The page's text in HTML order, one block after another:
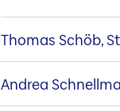
Thomas Schöb,
Andrea